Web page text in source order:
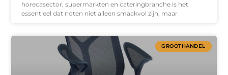
horecasector, supermarkten en cateringbranche is het
essentieel dat noten niet alleen smaakvol zijn, maar
GROOTHANDEL